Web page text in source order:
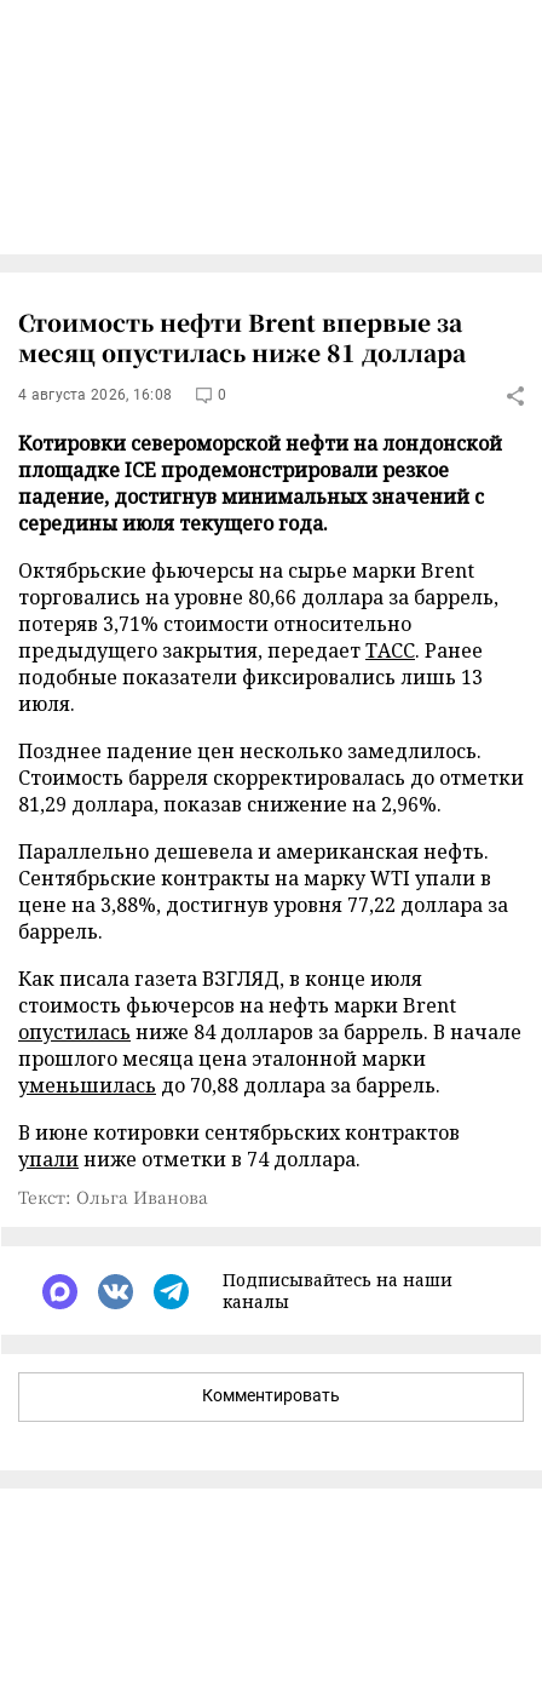
Стоимость нефти Brent впервые за
месяц опустилась ниже 81 доллара
4 августа 2026, 16:08 0
Котировки североморской нефти на лондонской
площадке ICE продемонстрировали резкое
падение, достигнув минимальных значений с
середины июля текущего года.
Октябрьские фьючерсы на сырье марки Brent
торговались на уровне 80,66 доллара за баррель,
потеряв 3,71% стоимости относительно
предыдущего закрытия, передаетТАСС. Ранее
подобные показатели фиксировались лишь 13
июля.
Позднее падение цен несколько замедлилось.
Стоимость барреля скорректировалась до отметки
81,29 доллара, показав снижение на 2,96%.
Параллельно дешевела и американская нефть.
Сентябрьские контракты на марку WTI упали в
цене на 3,88%, достигнув уровня 77,22 доллара за
баррель.
Как писала газета ВЗГЛЯД, в конце июля
стоимость фьючерсов на нефть марки Brent
опустилась ниже 84 долларов за баррель. В начале
прошлого месяца цена эталонной марки
уменьшилась до 70,88 доллара за баррель.
В июне котировки сентябрьских контрактов
упалиниже отметки в 74 доллара.
Текст: Ольга Иванова
Подписывайтесь на наши
каналы
Комментировать